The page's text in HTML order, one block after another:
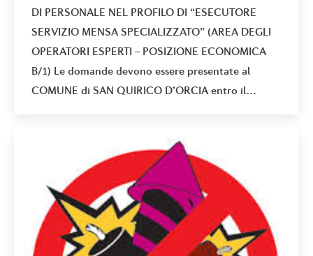
DI PERSONALE NEL PROFILO DI “ESECUTORE
SERVIZIO MENSA SPECIALIZZATO” (AREA DEGLI
OPERATORI ESPERTI – POSIZIONE ECONOMICA
B/1) Le domande devono essere presentate al
COMUNE di SAN QUIRICO D’ORCIA entro il…